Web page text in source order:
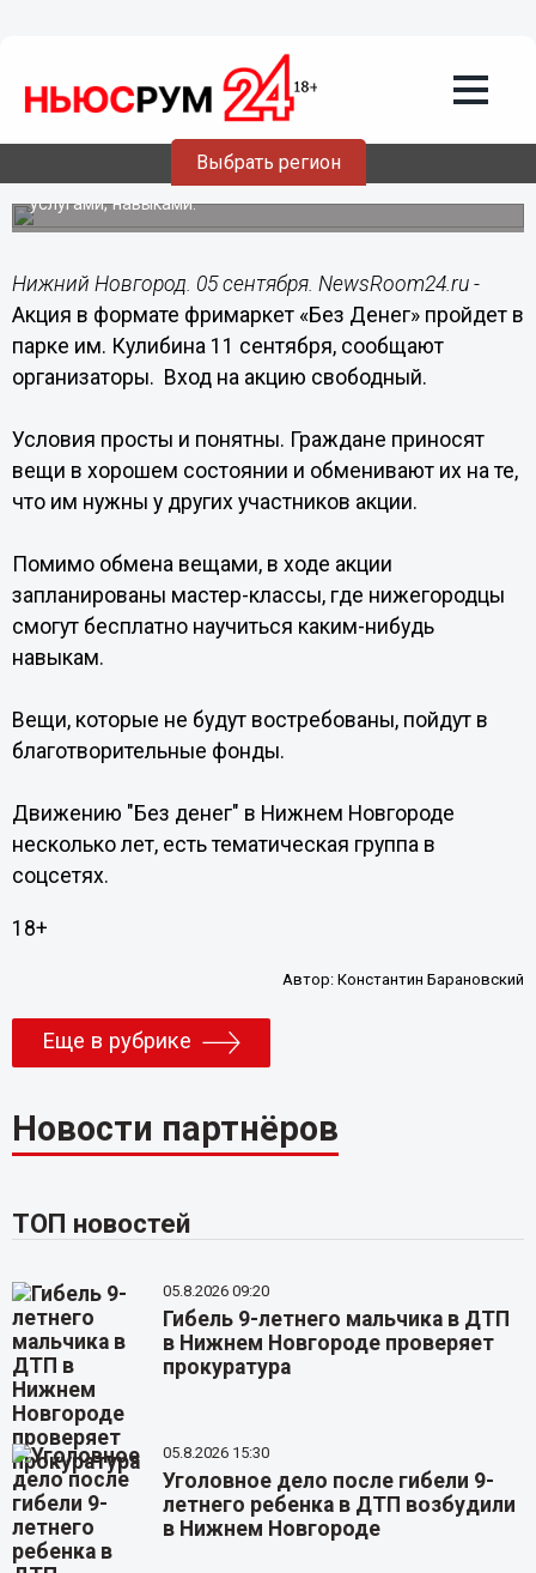
Выбрать регион
05.09.201608:50
Акцию "фримаркет" проведут в
нижегородском парке Кулибина
Нижегородцы бесплатно обменяются вещами, идеями,
услугами, навыками.
Нижний Новгород. 05 сентября. NewsRoom24.ru -
Акция в формате фримаркет «Без Денег» пройдет в
парке им. Кулибина 11 сентября, сообщают
организаторы. Вход на акцию свободный.
Условия просты и понятны. Граждане приносят
вещи в хорошем состоянии и обменивают их на те,
что им нужны у других участников акции.
Помимо обмена вещами, в ходе акции
запланированы мастер-классы, где нижегородцы
смогут бесплатно научиться каким-нибудь
навыкам.
Вещи, которые не будут востребованы, пойдут в
благотворительные фонды.
Движению "Без денег" в Нижнем Новгороде
несколько лет, есть тематическая группа в
соцсетях.
18+
Автор:Константин Барановский
Еще в рубрике
Новости партнёров
ТОП новостей
05.8.2026 09:20
Гибель 9-летнего мальчика в ДТП
в Нижнем Новгороде проверяет
прокуратура
05.8.2026 15:30
Уголовное дело после гибели 9-
летнего ребенка в ДТП возбудили
в Нижнем Новгороде